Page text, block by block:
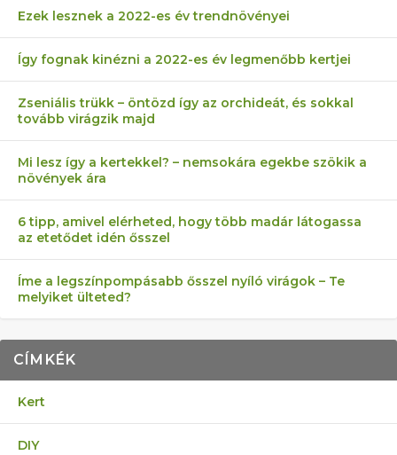
Ezek lesznek a 2022-es év trendnövényei
Így fognak kinézni a 2022-es év legmenőbb kertjei
Zseniális trükk – öntözd így az orchideát, és sokkal
tovább virágzik majd
Mi lesz így a kertekkel? – nemsokára egekbe szökik a
növények ára
6 tipp, amivel elérheted, hogy több madár látogassa
az etetődet idén ősszel
Íme a legszínpompásabb ősszel nyíló virágok – Te
melyiket ülteted?
CÍMKÉK
Kert
DIY